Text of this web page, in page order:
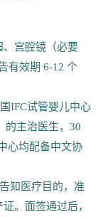
宫腔镜（必要
有效期 6-12 个
IFC试管婴儿中心
的主治医生，30
心均配备中文协
知医疗目的，准
。面签通过后，